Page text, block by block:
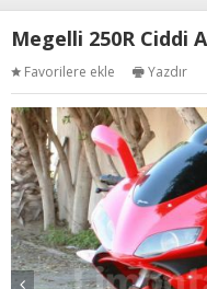
Megelli 250R Ciddi
Favorilere ekle Yazdır